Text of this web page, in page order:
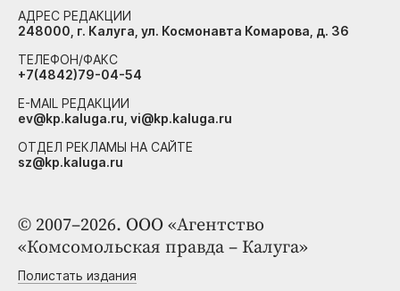
© 2007–2026. ООО «Агентство
«Комсомольская правда – Калуга»
Полистать издания
АДРЕС РЕДАКЦИИ
248000, г. Калуга, ул. Космонавта Комарова, д. 36
ТЕЛЕФОН/ФАКС
+7(4842)79-04-54
E-MAIL РЕДАКЦИИ
ev@kp.kaluga.ru, vi@kp.kaluga.ru
ОТДЕЛ РЕКЛАМЫ НА САЙТЕ
sz@kp.kaluga.ru